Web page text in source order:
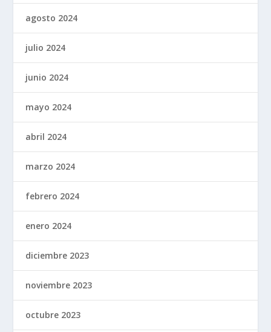
agosto 2024
julio 2024
junio 2024
mayo 2024
abril 2024
marzo 2024
febrero 2024
enero 2024
diciembre 2023
noviembre 2023
octubre 2023